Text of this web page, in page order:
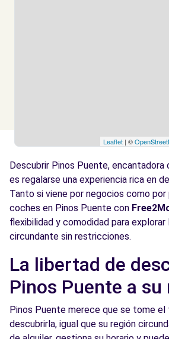
Leaflet | ©
Descubrir Pinos Puente, encantadora
es regalarse una experiencia rica en
Tanto si viene por negocios como por
coches en Pinos Puente con
flexibilidad y comodidad para explorar
circundante sin restricciones.
La libertad de
Pinos Puente a
Pinos Puente merece que se tome el
descubrirla, igual que su región